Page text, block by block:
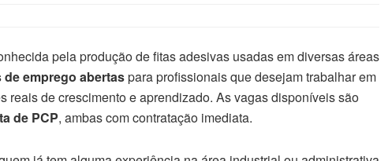
pela produção de fitas adesivas usadas em diversas áreas
emprego abertaspara profissionais que desejam trabalhar em
reais de crescimento e aprendizado. As vagas disponíveis são
de PCP, ambas com contratação imediata.